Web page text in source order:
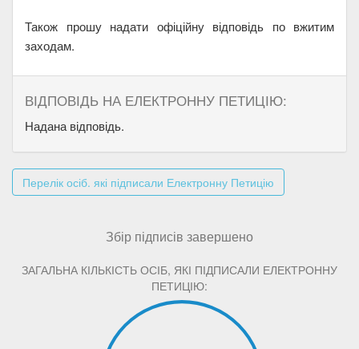
Також прошу надати офіційну відповідь по вжитим
заходам.
ВІДПОВІДЬ НА ЕЛЕКТРОННУ ПЕТИЦІЮ:
Надана відповідь.
Перелік осіб. які підписали Електронну Петицію
Збір підписів завершено
ЗАГАЛЬНА КІЛЬКІСТЬ ОСІБ, ЯКІ ПІДПИСАЛИ ЕЛЕКТРОННУ
ПЕТИЦІЮ: